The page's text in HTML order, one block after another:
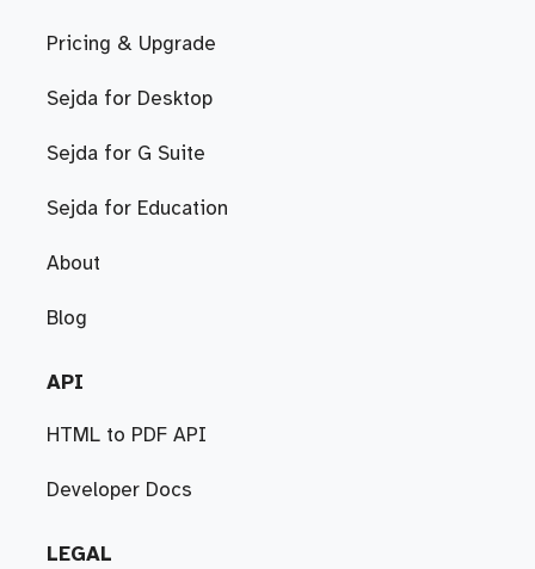
Pricing & Upgrade
Sejda for Desktop
Sejda for G Suite
Sejda for Education
About
Blog
API
HTML to PDF API
Developer Docs
LEGAL